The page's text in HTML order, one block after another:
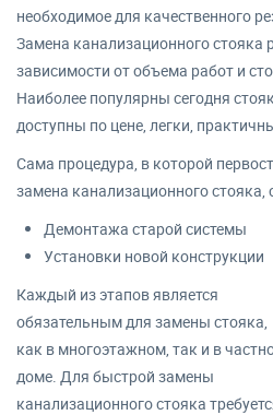
необходимое для качественного
Замена канализационного стояка
зависимости от объема работ и
Наиболее популярны сегодня
доступны по цене, легки,
Сама процедура, в которой
замена канализационного стояка,
Демонтажа старой системы
Установки новой конструкции
Каждый из этапов является
обязательным для замены стояка,
как в многоэтажном, так и в
доме. Для быстрой замены
канализационного стояка